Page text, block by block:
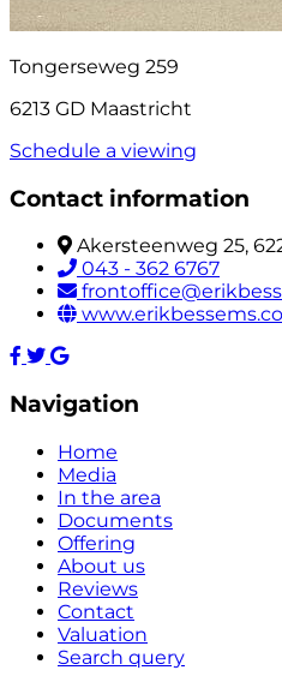
Tongerseweg 259
6213 GD Maastricht
Schedule a viewing
Contact information
Akersteenweg 25,
043 - 362 6767
Navigation
Home
Media
In the area
Documents
Offering
About us
Reviews
Contact
Valuation
Search query